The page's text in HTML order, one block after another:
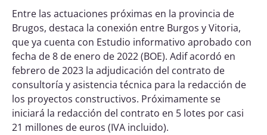
Entre las actuaciones próximas en la provincia de
Brugos, destaca la conexión entre Burgos y Vitoria,
que ya cuenta con Estudio informativo aprobado con
fecha de 8 de enero de 2022 (BOE). Adif acordó en
febrero de 2023 la adjudicación del contrato de
consultoría y asistencia técnica para la redacción de
los proyectos constructivos. Próximamente se
iniciará la redacción del contrato en 5 lotes por casi
21 millones de euros (IVA incluido).